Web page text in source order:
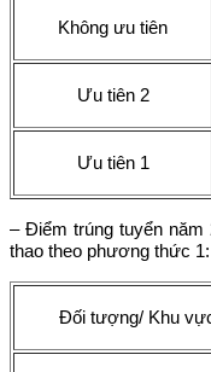
Không ưu tiên
Ưu tiên 2
Ưu tiên 1
– Điểm trúng tuyển năm
thao theo phương thức 1:
Đối tượng/ Khu